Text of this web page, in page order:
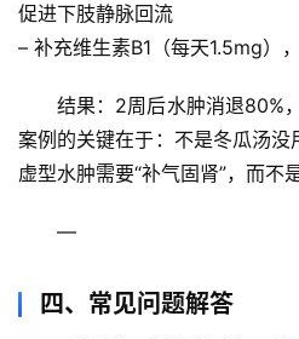
活
科
科
技
促进下肢静脉回流
– 补充维生素B1 （每天1.5mg）
结果 ：2周后水肿消退80%
案例的关键在于： 不是冬瓜汤没
虚型水肿需要“补气固肾”，而不是
—
四、常见问题解答